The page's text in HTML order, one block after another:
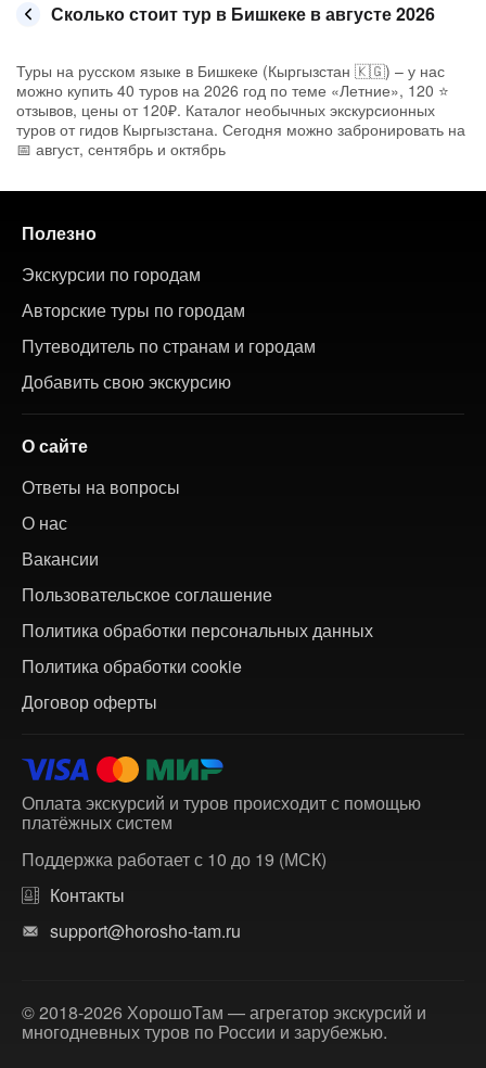
Сколько стоит тур в Бишкеке в августе 2026
Туры на русском языке в Бишкеке (Кыргызстан 🇰🇬) – у нас
можно купить 40 туров на 2026 год по теме «Летние», 120 ⭐
отзывов, цены от 120₽. Каталог необычных экскурсионных
туров от гидов Кыргызстана. Сегодня можно забронировать на
📅 август, сентябрь и октябрь
Полезно
Экскурсии по городам
Авторские туры по городам
Путеводитель по странам и городам
Добавить свою экскурсию
О сайте
Ответы на вопросы
О нас
Вакансии
Пользовательское соглашение
Политика обработки персональных данных
Политика обработки cookie
Договор оферты
Оплата экскурсий и туров происходит с помощью
платёжных систем
Поддержка работает с 10 до 19 (МСК)
Контакты
support@horosho-tam.ru
© 2018-2026 ХорошоТам — агрегатор экскурсий и
многодневных туров по России и зарубежью.